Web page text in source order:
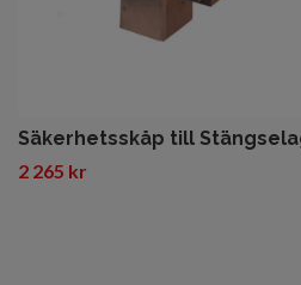
Säkerhetsskåp till
2 265 kr